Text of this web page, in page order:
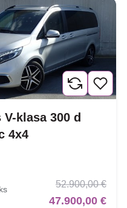
V-klasa 300 d
4x4
52.900,00 €
47.900,00 €